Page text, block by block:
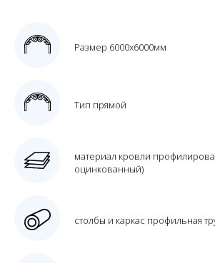
Размер 6000х6000мм
Тип прямой
материал кровли
оцинкованный)
столбы и каркас профильная